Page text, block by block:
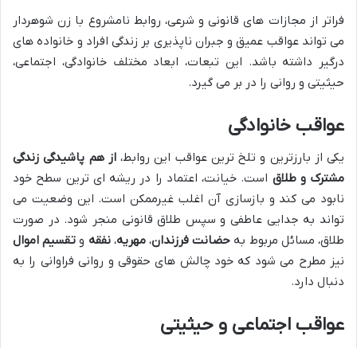
فراتر از مجازات های قانونی و شرعی، روابط نامشروع با زن شوهردار
می تواند عواقب عمیق و جبران ناپذیری بر زندگی افراد و خانواده های
درگیر داشته باشد. این تبعات، ابعاد مختلف خانوادگی، اجتماعی،
حیثیتی و روانی را در بر می گیرد.
عواقب خانوادگی
یکی از بارزترین و تلخ ترین عواقب این روابط،از هم پاشیدگی زندگی
مشترک و طلاق است. خیانت، اعتماد را در ریشه ای ترین سطح خود
نابود می کند و بازسازی آن اغلب غیرممکن است. این وضعیت می
تواند به جدایی عاطفی و سپس طلاق قانونی منجر شود. در صورت
طلاق، مسائل مربوط به حضانت فرزندان،مهریه،نفقه و تقسیم اموال
نیز مطرح می شود که خود چالش های حقوقی و روانی فراوانی را به
دنبال دارد.
عواقب اجتماعی و حیثیتی